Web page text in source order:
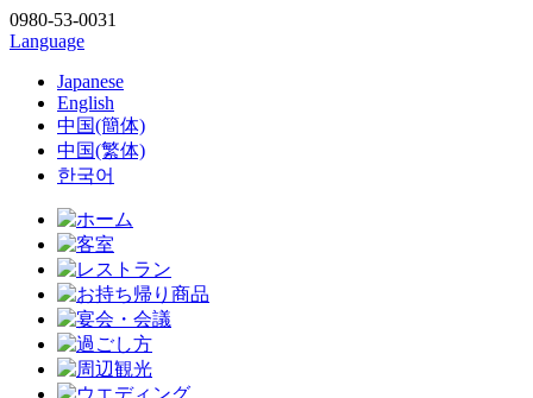
0980-53-0031
Language
Japanese
English
中国(簡体)
中国(繁体)
한국어